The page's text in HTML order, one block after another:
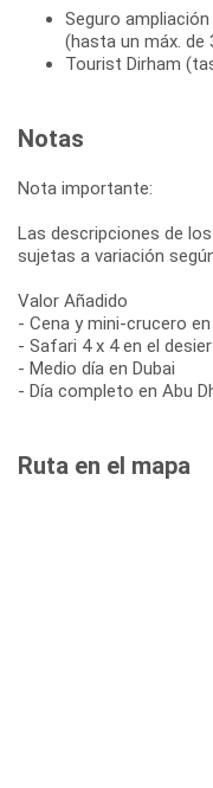
Seguro
(hasta un máx. de
Tourist Dirham
Notas
Nota importante:
Las descripciones de
sujetas a variación
Valor Añadido
- Cena y mini-crucero
- Safari 4 x 4 en el
- Medio día en Dubai
- Día completo en Abu
Ruta en el mapa